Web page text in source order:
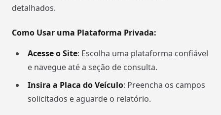
detalhados.
Como Usar uma Plataforma Privada:
Acesse o Site: Escolha uma plataforma confiável
e navegue até a seção de consulta.
Insira a Placa do Veículo: Preencha os campos
solicitados e aguarde o relatório.